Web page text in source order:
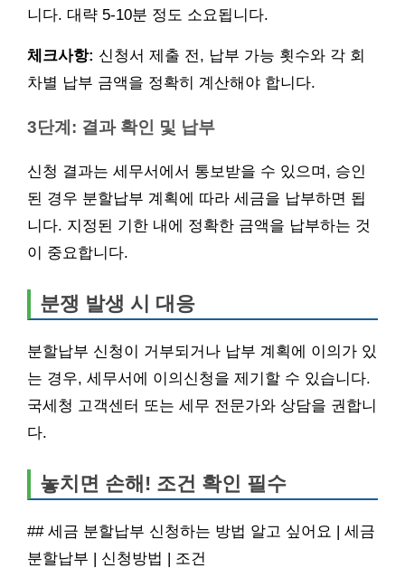
니다. 대략 5-10분 정도 소요됩니다.
체크사항: 신청서 제출 전, 납부 가능 횟수와 각 회
차별 납부 금액을 정확히 계산해야 합니다.
3단계: 결과 확인 및 납부
신청 결과는 세무서에서 통보받을 수 있으며, 승인
된 경우 분할납부 계획에 따라 세금을 납부하면 됩
니다. 지정된 기한 내에 정확한 금액을 납부하는 것
이 중요합니다.
분쟁 발생 시 대응
분할납부 신청이 거부되거나 납부 계획에 이의가 있
는 경우, 세무서에 이의신청을 제기할 수 있습니다.
국세청 고객센터 또는 세무 전문가와 상담을 권합니
다.
놓치면 손해! 조건 확인 필수
## 세금 분할납부 신청하는 방법 알고 싶어요 | 세금
분할납부 | 신청방법 | 조건